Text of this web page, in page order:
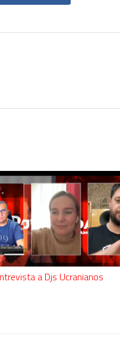
🎧✨
leyenda
a Djs Ucranianos